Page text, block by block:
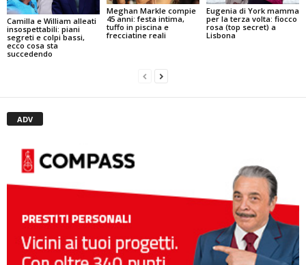
Camilla e William alleati
insospettabili: piani
segreti e colpi bassi,
ecco cosa sta
succedendo
Meghan Markle compie
45 anni: festa intima,
tuffo in piscina e
frecciatine reali
Eugenia di York mamma
per la terza volta: fiocco
rosa (top secret) a
Lisbona
ADV